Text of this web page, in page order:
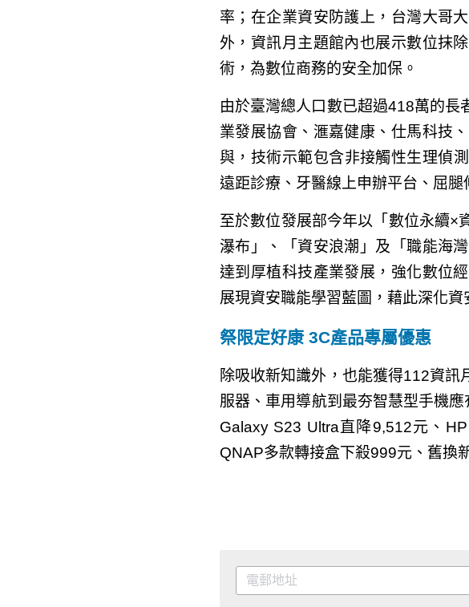
率；在企業資安防護上，台灣大哥
外，資訊月主題館內也展示數位抹
術，為數位商務的安全加保。
由於臺灣總人口數已超過418萬的
業發展協會、滙嘉健康、仕馬科技
與，技術示範包含非接觸性生理偵
遠距診療、牙醫線上申辦平台、屈腿
至於數位發展部今年以「數位永續×
瀑布」、「資安浪潮」及「職能海
達到厚植科技產業發展，強化數位
展現資安職能學習藍圖，藉此深化
祭限定好康 3C產品專屬優惠
除吸收新知識外，也能獲得112資
服器、車用導航到最夯智慧型手機
Galaxy S23 Ultra直降9,512元、HP
多款轉接盒下殺999元、舊換新再折